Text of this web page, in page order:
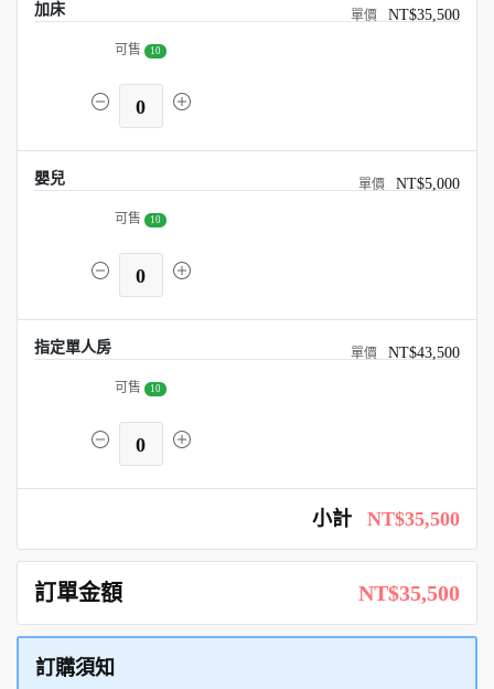
加床 NT$35,500
可售 10
0
嬰兒 NT$5,000
可售 10
0
指定單人房 NT$43,500
可售 10
0
小計 NT$35,500
訂單金額 NT$35,500
訂購須知